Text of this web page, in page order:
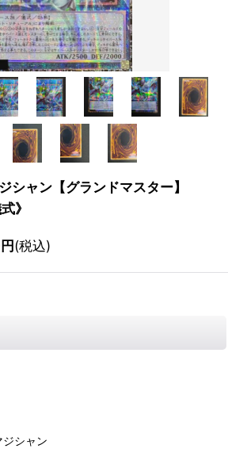
シャン【グランドマスター】
》
円(税込)
シャン